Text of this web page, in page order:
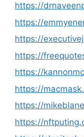
https://
https://
https://
https://
https://
https://
https://
https://